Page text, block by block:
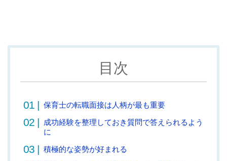
目次
保育士の転職面接は人柄が最も重要
成功経験を整理しておき質問で答えられるよう
に
積極的な姿勢が好まれる